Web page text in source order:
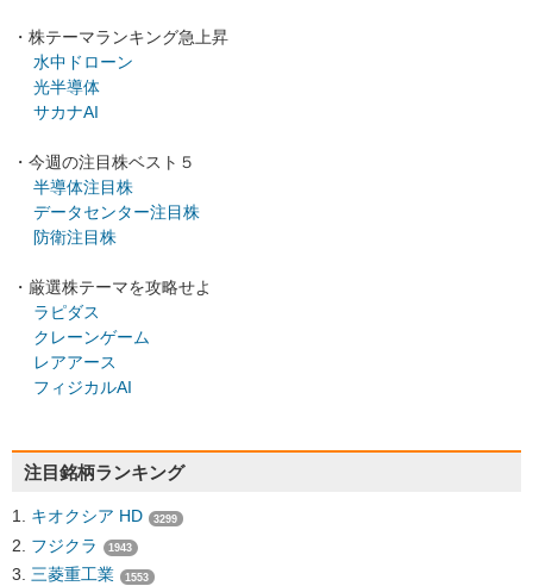
・株テーマランキング急上昇
水中ドローン
光半導体
サカナAI
・今週の注目株ベスト５
半導体注目株
データセンター注目株
防衛注目株
・厳選株テーマを攻略せよ
ラピダス
クレーンゲーム
レアアース
フィジカルAI
注目銘柄ランキング
キオクシア HD 3299
フジクラ 1943
三菱重工業 1553